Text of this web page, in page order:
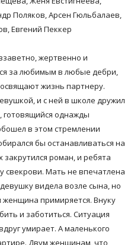
Поляков, Арсен Гюльбалаев,
Евгений Пеккер
жертвенно и
за любимым в любые дебри,
жизнь партнеру.
и с ней в школе дружил
готовящийся однажды
в этом стремлении
бы останавливаться на
роман, и ребята
свекрови. Мать не впечатлена
видела возле сына, но
женщина примиряется. Внуку
и заботиться. Ситуация
умирает. А маленького
Двум женщинам, что